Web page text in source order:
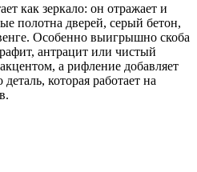
как зеркало: он отражает и
полотна дверей, серый бетон,
Особенно выигрышно скоба
антрацит или чистый
а рифление добавляет
которая работает на